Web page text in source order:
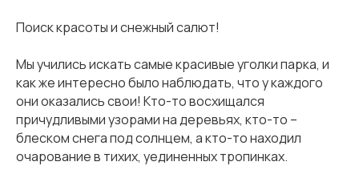
Поиск красоты и снежный салют!
Мы учились искать самые красивые уголки парка, и
как же интересно было наблюдать, что у каждого
они оказались свои! Кто-то восхищался
причудливыми узорами на деревьях, кто-то –
блеском снега под солнцем, а кто-то находил
очарование в тихих, уединенных тропинках.